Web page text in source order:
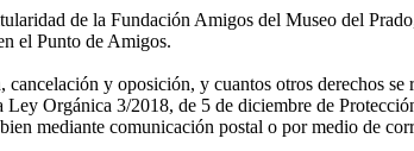
de la Fundación Amigos del Museo del
el Punto de Amigos.
cancelación y oposición, y cuantos otros derechos
Orgánica 3/2018, de 5 de diciembre de
mediante comunicación postal o por medio de